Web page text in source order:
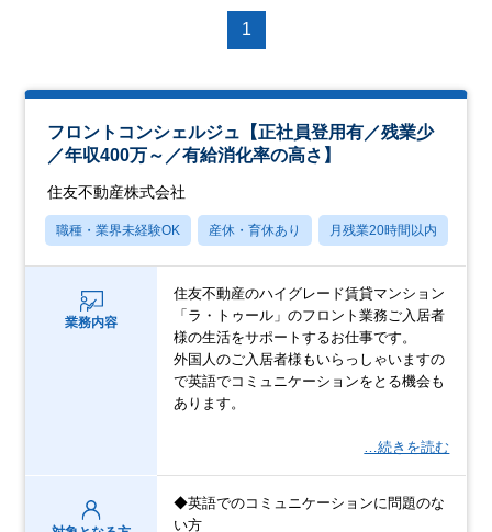
1
フロントコンシェルジュ【正社員登用有／残業少
／年収400万～／有給消化率の高さ】
住友不動産株式会社
職種・業界未経験OK 産休・育休あり 月残業20時間以内
業務内容
住友不動産のハイグレード賃貸マンション
「ラ・トゥール」のフロント業務ご入居者
様の生活をサポートするお仕事です。
外国人のご入居者様もいらっしゃいますの
で英語でコミュニケーションをとる機会も
あります。
…続きを読む
◆英語でのコミュニケーションに問題のな
い方